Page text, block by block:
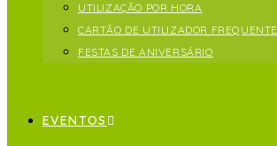
UTILIZAÇÃO POR HORA
CARTÃO DE UTILIZADOR FREQUENTE
FESTAS DE ANIVERSÁRIO
EVENTOS